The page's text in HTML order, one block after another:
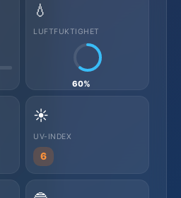
💧
LUFTFUKTIGHET
60%
☀️
UV-INDEX
6